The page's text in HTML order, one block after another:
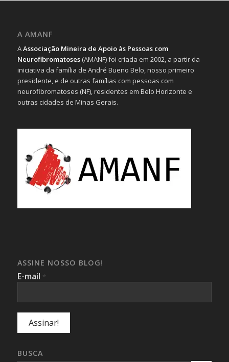
A AMANF
AAssociação Mineira de Apoio às Pessoas com
Neurofibromatoses(AMANF) foi criada em 2002, a partir da
iniciativa da família de André Bueno Belo, nosso primeiro
presidente, e de outras famílias com pessoas com
neurofibromatoses (NF), residentes em Belo Horizonte e
outras cidades de Minas Gerais.
ASSINE NOSSO BLOG!
E-mail *
BUSCA